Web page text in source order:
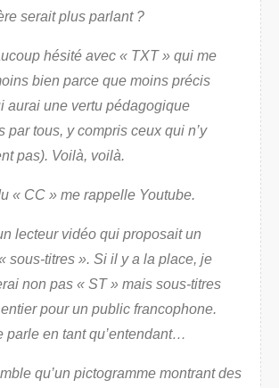
serait plus parlant ?
hésité avec « TXT » qui me
bien parce que moins précis
aurai une vertu pédagogique
par tous, y compris ceux qui n’y
pas). Voilà, voilà.
« CC » me rappelle Youtube.
lecteur vidéo qui proposait un
sous-titres ». Si il y a la place, je
non pas « ST » mais sous-titres
pour un public francophone.
parle en tant qu’entendant…
qu’un pictogramme montrant des